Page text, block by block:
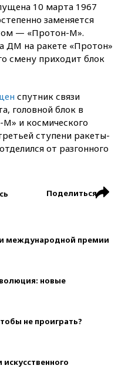
10 марта 1967
заменяется
— «Протон-М».
ДМ на ракете «Протон»
смену приходит блок
спутник связи
головной блок в
М» и космического
ступени ракеты-
от разгонного
Поделиться
международной премии
новые
не проиграть?